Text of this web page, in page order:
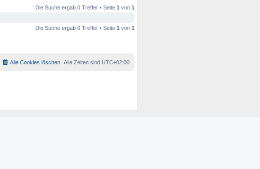
Die Suche ergab 0 Treffer • Seite 1 von 1
Die Suche ergab 0 Treffer • Seite 1 von 1
Alle Zeiten sind UTC+02:00
Alle Cookies löschen